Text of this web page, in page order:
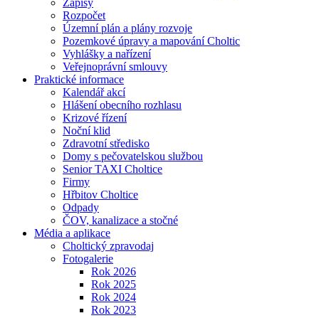
Zápisy
Rozpočet
Územní plán a plány rozvoje
Pozemkové úpravy a mapování Choltic
Vyhlášky a nařízení
Veřejnoprávní smlouvy
Praktické informace
Kalendář akcí
Hlášení obecního rozhlasu
Krizové řízení
Noční klid
Zdravotní středisko
Domy s pečovatelskou službou
Senior TAXI Choltice
Firmy
Hřbitov Choltice
Odpady
ČOV, kanalizace a stočné
Média a aplikace
Choltický zpravodaj
Fotogalerie
Rok 2026
Rok 2025
Rok 2024
Rok 2023